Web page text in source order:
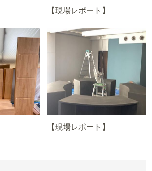
【現場レポート】
【現場レポート】